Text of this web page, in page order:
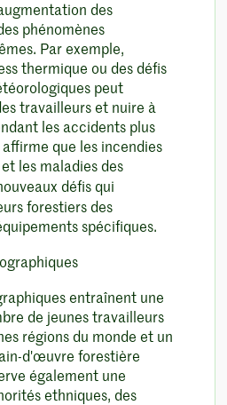
des
phénomènes
Par exemple,
thermique ou des défis
peut
travailleurs et nuire à
les accidents plus
que les incendies
les maladies des
défis qui
forestiers des
spécifiques.
entraînent une
de jeunes travailleurs
régions du monde et un
d'œuvre forestière
également une
ethniques, des